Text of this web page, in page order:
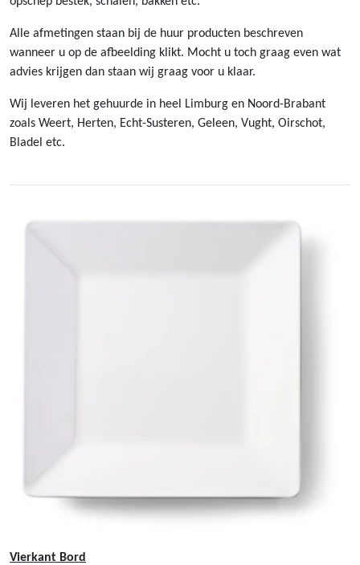
Alle afmetingen staan bij de huur producten beschreven
wanneer u op de afbeelding klikt. Mocht u toch graag even wat
advies krijgen dan staan wij graag voor u klaar.
Wij leveren het gehuurde in heel Limburg en Noord-Brabant
zoals Weert, Herten, Echt-Susteren, Geleen, Vught, Oirschot,
Bladel etc.
Vierkant Bord